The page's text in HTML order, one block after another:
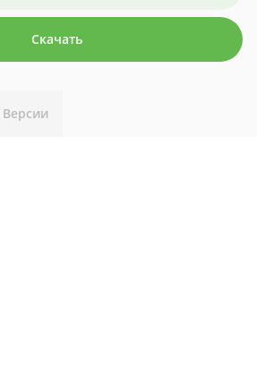
Скачать
Версии